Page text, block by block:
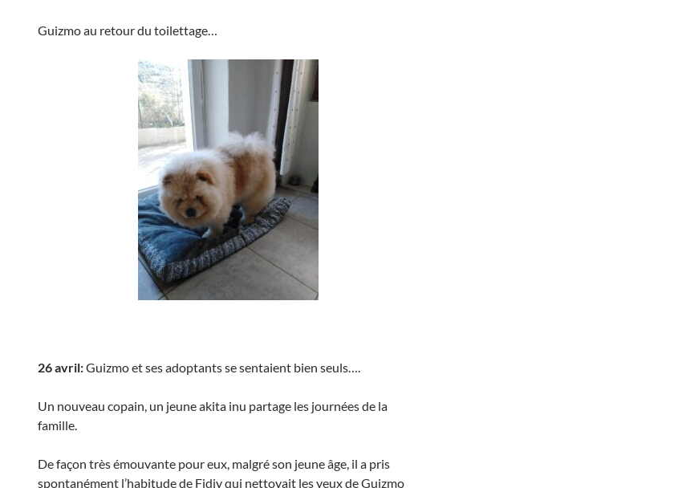
Guizmo au retour du toilettage…
26 avril:Guizmo et ses adoptants se sentaient bien seuls….
Un nouveau copain, un jeune akita inu partage les journées de la
famille.
De façon très émouvante pour eux, malgré son jeune âge, il a pris
spontanément l’habitude de Fidjy qui nettoyait les yeux de Guizmo